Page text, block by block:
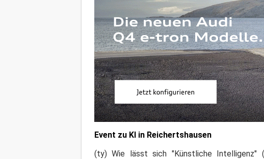
Event zu KI in Reichertshausen
(ty) Wie lässt sich "Künstliche Intelligenz"